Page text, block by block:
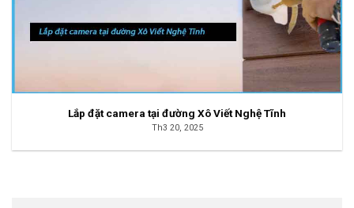
Lắp đặt camera tại đường Xô Viết Nghệ Tĩnh
Th3 20, 2025